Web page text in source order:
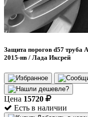
Защита порогов d57
2015-нв / Лада Иксрей
Цена 15720
Есть в наличии